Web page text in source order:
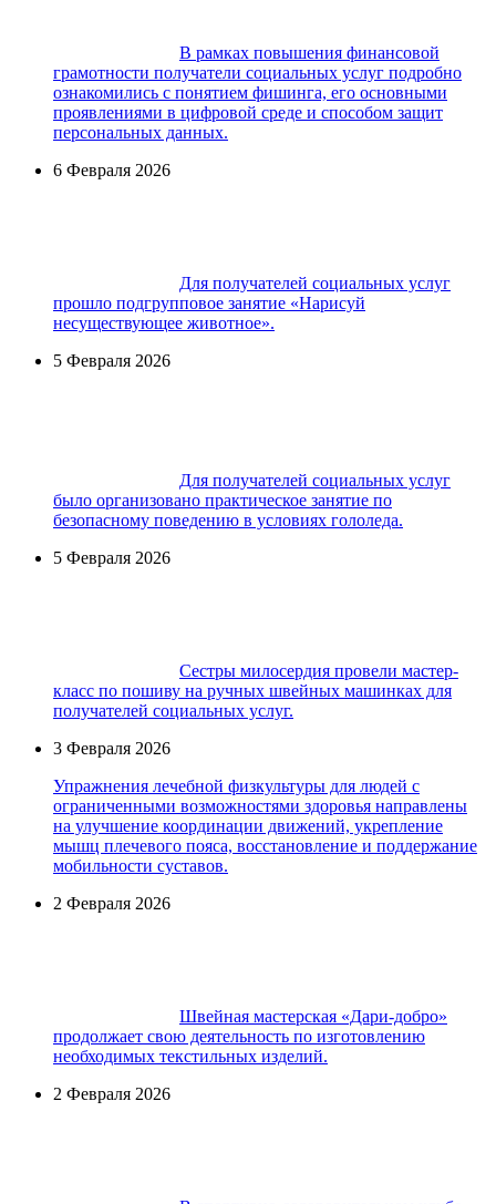
В рамках повышения финансовой
грамотности получатели социальных услуг подробно
ознакомились с понятием фишинга, его основными
проявлениями в цифровой среде и способом защит
персональных данных.
6 Февраля 2026
Для получателей социальных услуг
прошло подгрупповое занятие «Нарисуй
несуществующее животное».
5 Февраля 2026
Для получателей социальных услуг
было организовано практическое занятие по
безопасному поведению в условиях гололеда.
5 Февраля 2026
Сестры милосердия провели мастер-
класс по пошиву на ручных швейных машинках для
получателей социальных услуг.
3 Февраля 2026
Упражнения лечебной физкультуры для людей с
ограниченными возможностями здоровья направлены
на улучшение координации движений, укрепление
мышц плечевого пояса, восстановление и поддержание
мобильности суставов.
2 Февраля 2026
Швейная мастерская «Дари-добро»
продолжает свою деятельность по изготовлению
необходимых текстильных изделий.
2 Февраля 2026